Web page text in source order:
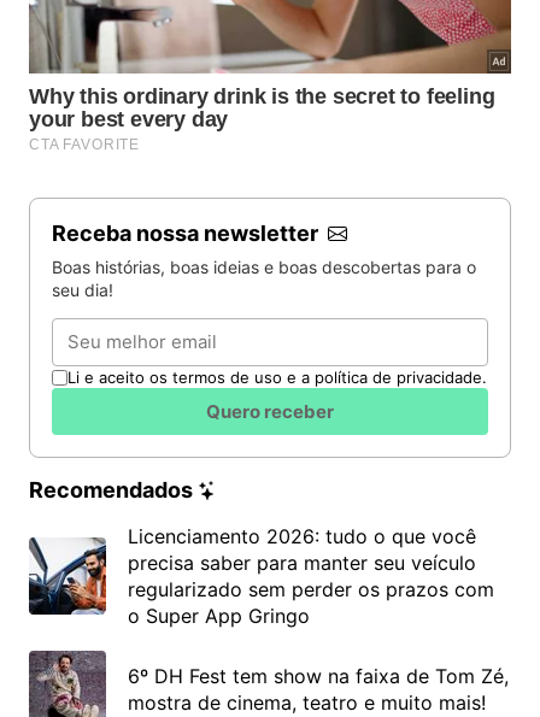
Receba nossa newsletter
Boas histórias, boas ideias e boas descobertas para o
seu dia!
Email
Li e aceito os termos de uso e a política de privacidade.
Quero receber
Recomendados
Licenciamento 2026: tudo o que você
precisa saber para manter seu veículo
regularizado sem perder os prazos com
o Super App Gringo
6º DH Fest tem show na faixa de Tom Zé,
mostra de cinema, teatro e muito mais!